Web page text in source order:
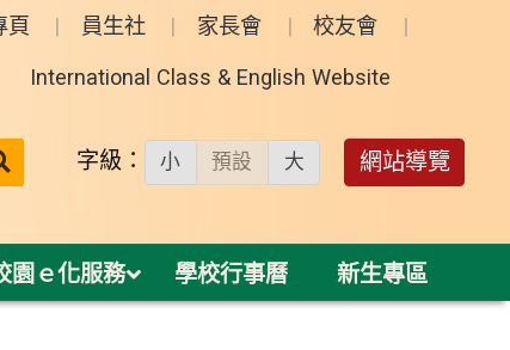
頁 員生社 家長會 校友會
International Class & English Website
送出 字級： 小 預設 大 網站導覽
園ｅ化服務 學校行事曆 新生專區